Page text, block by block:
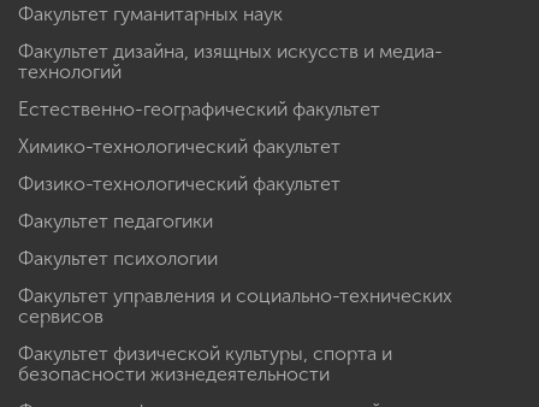
Факультет гуманитарных наук
Факультет дизайна, изящных искусств и медиа-
технологий
Естественно-географический факультет
Химико-технологический факультет
Физико-технологический факультет
Факультет педагогики
Факультет психологии
Факультет управления и социально-технических
сервисов
Факультет физической культуры, спорта и
безопасности жизнедеятельности